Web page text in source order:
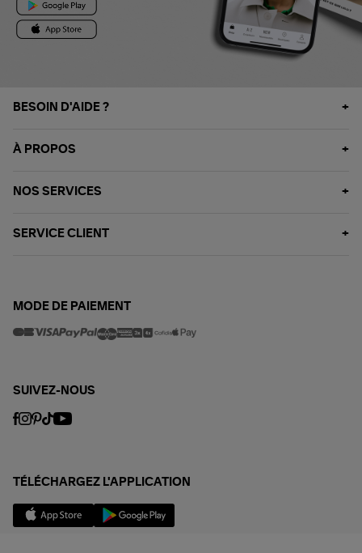
BESOIN D'AIDE ?
À PROPOS
NOS SERVICES
SERVICE CLIENT
MODE DE PAIEMENT
SUIVEZ-NOUS
TÉLÉCHARGEZ L'APPLICATION